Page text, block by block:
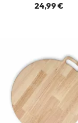
24,99 €